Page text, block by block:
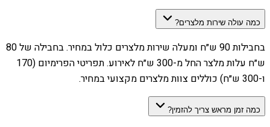
כמה עולה שירות מלצרים?
בחבילות 90 ש״ח ומעלה שירות מלצרים כלול במחיר. בחבילה של 80
ש״ח עלות מלצר החל מ-300 ש״ח לאירוע. תפריטי הפרימיום (170
ו-300 ש״ח) כוללים צוות מלצרים מקצועי במחיר.
כמה זמן מראש צריך להזמין?